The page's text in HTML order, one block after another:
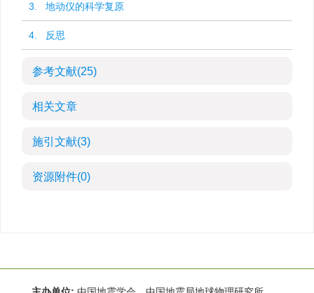
3. 地动仪的科学复原
4. 反思
参考文献(25)
相关文章
施引文献(3)
资源附件(0)